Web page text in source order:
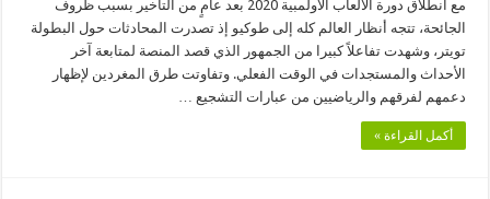
مع انطلاق دورة الألعاب الأولمبية 2020 بعد عامٍ من التأخير بسبب ظروف
الجائحة، تتجه أنظار العالم كله إلى طوكيو إذ تصدرت المحادثات حول البطولة
تويتر، وشهدت تفاعلاً كبيرا من الجمهور الذي قصد المنصة لمتابعة آخر
الأحداث والمستجدات في الوقت الفعلي. وتفاوتت طرق المغردين لإظهار
دعمهم لفرقهم والرياضيين من عبارات التشجيع …
أكمل القراءة »